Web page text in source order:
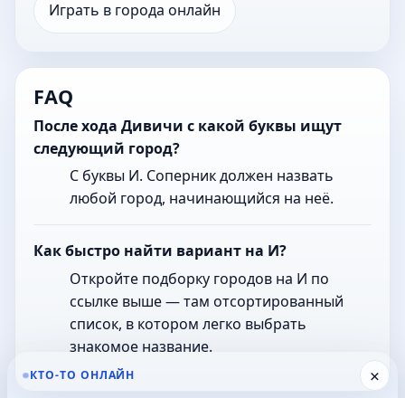
Играть в города онлайн
FAQ
После хода Дивичи с какой буквы ищут
следующий город?
С буквы И. Соперник должен назвать
любой город, начинающийся на неё.
Как быстро найти вариант на И?
Откройте подборку городов на И по
ссылке выше — там отсортированный
список, в котором легко выбрать
знакомое название.
×
КТО-ТО ОНЛАЙН